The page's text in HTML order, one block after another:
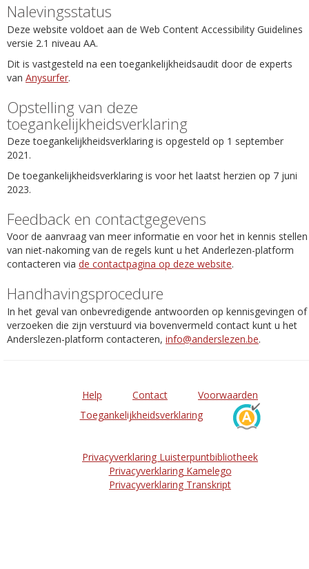
Nalevingsstatus
Deze website voldoet aan de Web Content Accessibility Guidelines
versie 2.1 niveau AA.
Dit is vastgesteld na een toegankelijkheidsaudit door de experts
van Anysurfer.
Opstelling van deze
toegankelijkheidsverklaring
Deze toegankelijkheidsverklaring is opgesteld op 1 september
2021.
De toegankelijkheidsverklaring is voor het laatst herzien op 7 juni
2023.
Feedback en contactgegevens
Voor de aanvraag van meer informatie en voor het in kennis stellen
van niet-nakoming van de regels kunt u het Anderlezen-platform
contacteren via de contactpagina op deze website.
Handhavingsprocedure
In het geval van onbevredigende antwoorden op kennisgevingen of
verzoeken die zijn verstuurd via bovenvermeld contact kunt u het
Anderslezen-platform contacteren, info@anderslezen.be.
Help Contact
Voorwaarden
Toegankelijkheidsverklaring
Privacyverklaring Luisterpuntbibliotheek
Privacyverklaring Kamelego
Privacyverklaring Transkript